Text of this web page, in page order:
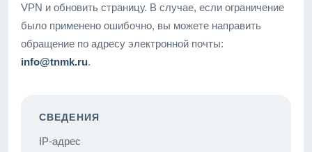
VPN и обновить страницу. В случае, если ограничение
было применено ошибочно, вы можете направить
обращение по адресу электронной почты:
info@tnmk.ru.
СВЕДЕНИЯ
IP-адрес